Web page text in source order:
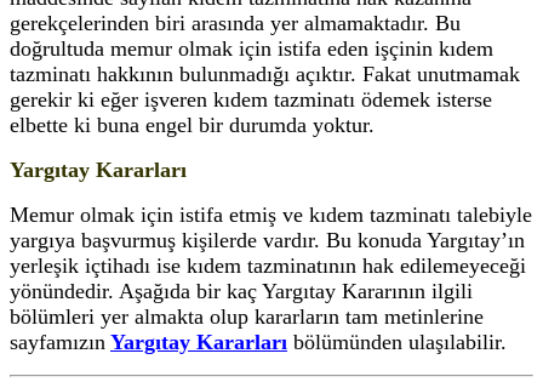
gerekçelerinden biri arasında yer almamaktadır. Bu
doğrultuda memur olmak için istifa eden işçinin kıdem
tazminatı hakkının bulunmadığı açıktır. Fakat unutmamak
gerekir ki eğer işveren kıdem tazminatı ödemek isterse
elbette ki buna engel bir durumda yoktur.
Yargıtay Kararları
Memur olmak için istifa etmiş ve kıdem tazminatı talebiyle
yargıya başvurmuş kişilerde vardır. Bu konuda Yargıtay’ın
yerleşik içtihadı ise kıdem tazminatının hak edilemeyeceği
yönündedir. Aşağıda bir kaç Yargıtay Kararının ilgili
bölümleri yer almakta olup kararların tam metinlerine
sayfamızın Yargıtay Kararları bölümünden ulaşılabilir.